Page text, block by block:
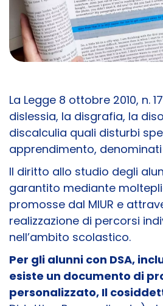
La Legge 8 ottobre 2010, n.
dislessia, la disgrafia, la
discalculia quali disturbi
apprendimento, denominati
Il diritto allo studio degli
garantito mediante
promosse dal MIUR e
realizzazione di percorsi
nell’ambito scolastico.
Per gli alunni con DSA,
esiste un documento di
personalizzato, Il